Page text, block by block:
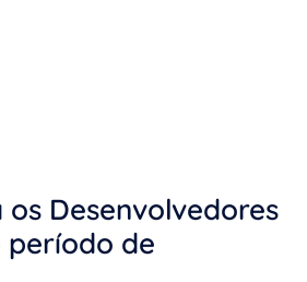
Desenvolvedores
período de